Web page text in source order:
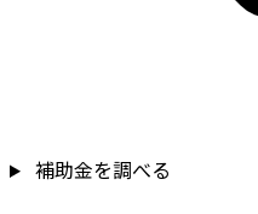
補助金を調べる